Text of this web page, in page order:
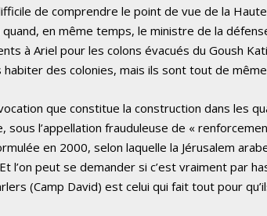
de comprendre le point de vue de la
quand, en même temps, le ministre de la
à Ariel pour les colons évacués du Goush
habiter des colonies, mais ils sont tout de
que constitue la construction dans les
sous l’appellation frauduleuse de «
en 2000, selon laquelle la Jérusalem
l’on peut se demander si c’est vraiment par
(Camp David) est celui qui fait tout pour